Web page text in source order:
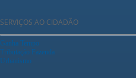
SERVIÇOS AO CIDADÃO
Ganha Tempo
Tributação Fazenda
Urbanismo